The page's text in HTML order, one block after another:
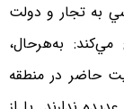
به تجار و دولت
مي‌كند: به‌هرحال،
حاضر در منطقه